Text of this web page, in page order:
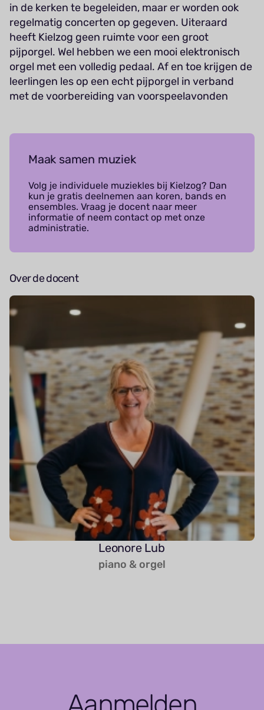
in de kerken te begeleiden, maar er worden ook
regelmatig concerten op gegeven. Uiteraard
heeft Kielzog geen ruimte voor een groot
pijporgel. Wel hebben we een mooi elektronisch
orgel met een volledig pedaal. Af en toe krijgen de
leerlingen les op een echt pijporgel in verband
met de voorbereiding van voorspeelavonden
Maak samen muziek
Volg je individuele muziekles bij Kielzog? Dan
kun je gratis deelnemen aan koren, bands en
ensembles. Vraag je docent naar meer
informatie of neem contact op met onze
administratie.
Over de docent
Leonore Lub
piano & orgel